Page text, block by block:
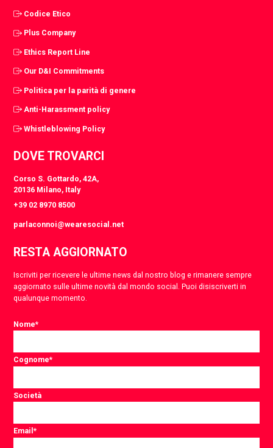
Codice Etico
Plus Company
Ethics Report Line
Our D&I Commitments
Politica per la parità di genere
Anti-Harassment policy
Whistleblowing Policy
DOVE TROVARCI
Corso S. Gottardo, 42A,
20136 Milano, Italy
+39 02 8970 8500
parlaconnoi@wearesocial.net
RESTA AGGIORNATO
Iscriviti per ricevere le ultime news dal nostro blog e rimanere sempre
aggiornato sulle ultime novità dal mondo social. Puoi disiscriverti in
qualunque momento.
Nome*
Cognome*
Società
Email*